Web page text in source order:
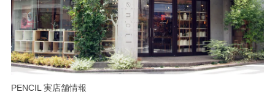
PENCIL 実店舗情報